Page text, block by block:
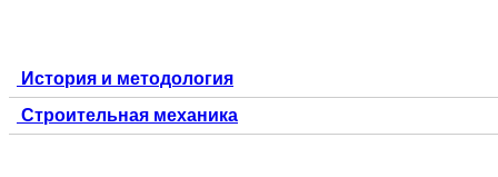
История и методология
Строительная механика